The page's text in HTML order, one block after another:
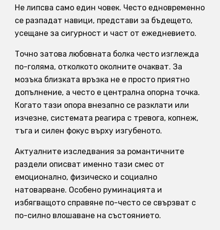
Не липсва само един човек. Често едновременно
се разпадат навици, представи за бъдещето,
усещане за сигурност и част от ежедневието.
Точно затова любовната болка често изглежда
по-голяма, отколкото околните очакват. За
мозъка близката връзка не е просто приятно
допълнение, а често е централна опорна точка.
Когато тази опора внезапно се разклати или
изчезне, системата реагира с тревога, копнеж,
тъга и силен фокус върху изгубеното.
Актуалните изследвания за романтичните
раздели описват именно тази смес от
емоционално, физическо и социално
натоварване. Особено руминацията и
избягващото справяне по-често се свързват с
по-силно влошаване на състоянието.